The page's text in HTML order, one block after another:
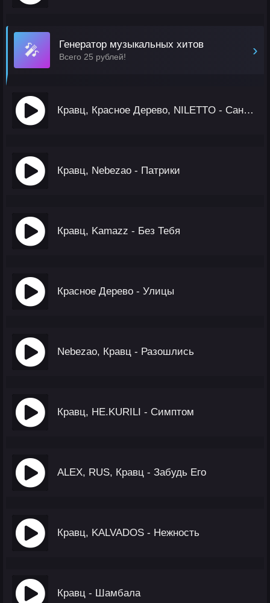
🎤 Генератор музыкальных хитов
Всего 25 рублей! ›
Кравц, Красное Дерево, NILETTO - Сансара
Кравц, Nebezao - Патрики
Кравц, Kamazz - Без Тебя
Красное Дерево - Улицы
Nebezao, Кравц - Разошлись
Кравц, НЕ.KURILI - Симптом
ALEX, RUS, Кравц - Забудь Его
Кравц, KALVADOS - Нежность
Кравц - Шамбала